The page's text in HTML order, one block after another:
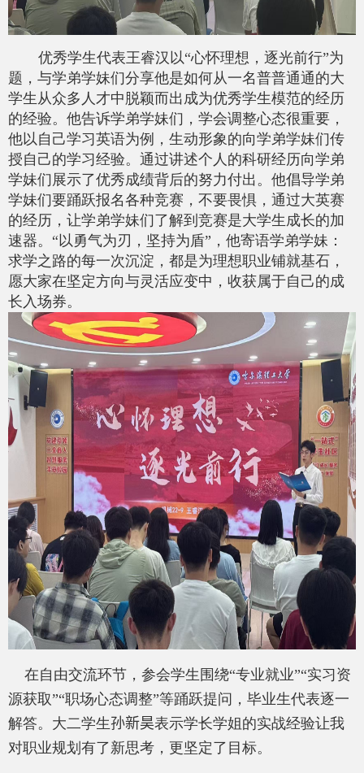
优秀学生代表王睿汉以“心怀理想，逐光前行”为
题，与学弟学妹们分享他是如何从一名普普通通的大
学生从众多人才中脱颖而出成为优秀学生模范的经历
的经验。他告诉学弟学妹们，学会调整心态很重要，
他以自己学习英语为例，生动形象的向学弟学妹们传
授自己的学习经验。通过讲述个人的科研经历向学弟
学妹们展示了优秀成绩背后的努力付出。他倡导学弟
学妹们要踊跃报名各种竞赛，不要畏惧，通过大英赛
的经历，让学弟学妹们了解到竞赛是大学生成长的加
速器。“以勇气为刃，坚持为盾”，他寄语学弟学妹：
求学之路的每一次沉淀，都是为理想职业铺就基石，
愿大家在坚定方向与灵活应变中，收获属于自己的成
长入场券。
在自由交流环节，参会学生围绕“专业就业”“实习资
源获取”“职场心态调整”等踊跃提问，毕业生代表逐一
解答。大二学生孙新昊表示学长学姐的实战经验让我
对职业规划有了新思考，更坚定了目标。